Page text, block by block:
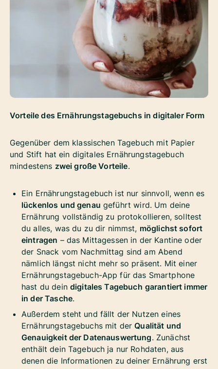
Vorteile des Ernährungstagebuchs in digitaler Form
Gegenüber dem klassischen Tagebuch mit Papier
und Stift hat ein digitales Ernährungstagebuch
mindestens zwei große Vorteile.
Ein Ernährungstagebuch ist nur sinnvoll, wenn es
lückenlos und genau geführt wird. Um deine
Ernährung vollständig zu protokollieren, solltest
du alles, was du zu dir nimmst, möglichst sofort
eintragen – das Mittagessen in der Kantine oder
der Snack vom Nachmittag sind am Abend
nämlich längst nicht mehr so präsent. Mit einer
Ernährungstagebuch-App für das Smartphone
hast du dein digitales Tagebuch garantiert immer
in der Tasche.
Außerdem steht und fällt der Nutzen eines
Ernährungstagebuchs mit derQualität und
Genauigkeit der Datenauswertung. Zunächst
enthält dein Tagebuch ja nur Rohdaten, aus
denen die Informationen zu deiner Ernährung erst